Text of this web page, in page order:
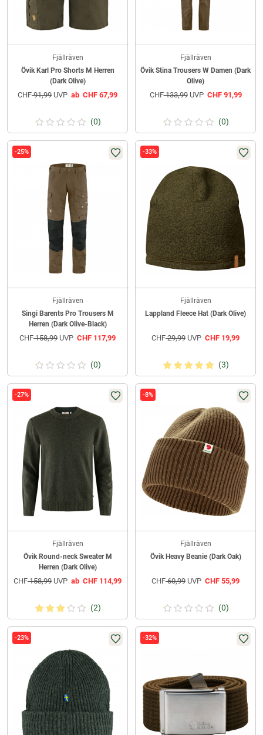
Fjällräven
Övik Karl Pro Shorts M Herren
(Dark Olive)
CHF91,99 UVP ab CHF 67,99
(0)
Fjällräven
Övik Stina Trousers W Damen (Dark
Olive)
CHF133,99UVP CHF91,99
(0)
-25%
Fjällräven
Singi Barents Pro Trousers M
Herren (Dark Olive-Black)
CHF158,99 UVP CHF 117,99
(0)
-33%
Fjällräven
Lappland Fleece Hat (Dark Olive)
CHF29,99 UVP CHF 19,99
(3)
-27%
Fjällräven
Övik Round-neck Sweater M
Herren (Dark Olive)
CHF158,99 UVP ab CHF 114,99
(2)
-8%
Fjällräven
Övik Heavy Beanie (Dark Oak)
CHF60,99 UVP CHF 55,99
(0)
-23% -32%